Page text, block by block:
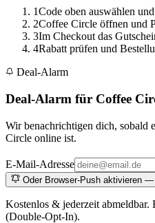
1Code oben auswählen
2Coffee Circle öffnen und
3Im Checkout das
4Rabatt prüfen und
Deal-Alarm
Deal-Alarm für Coffee
Wir benachrichtigen dich, sobald
Circle online ist.
E-Mail-Adresse
Oder Browser-Push aktivieren
Kostenlos & jederzeit
(Double-Opt-In).